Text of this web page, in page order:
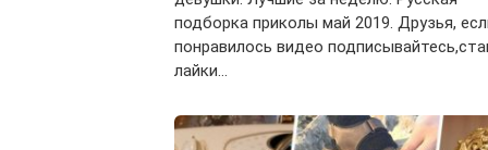
подборка приколы май 2019. Друзья,
понравилось видео
лайки…